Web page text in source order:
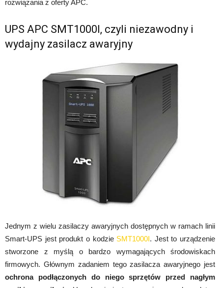
rozwiązania z oferty APC.
UPS APC SMT1000I, czyli niezawodny i
wydajny zasilacz awaryjny
Jednym z wielu zasilaczy awaryjnych dostępnych w ramach linii
Smart-UPS jest produkt o kodzie SMT1000I. Jest to urządzenie
stworzone z myślą o bardzo wymagających środowiskach
firmowych. Głównym zadaniem tego zasilacza awaryjnego jest
ochrona podłączonych do niego sprzętów przed nagłym